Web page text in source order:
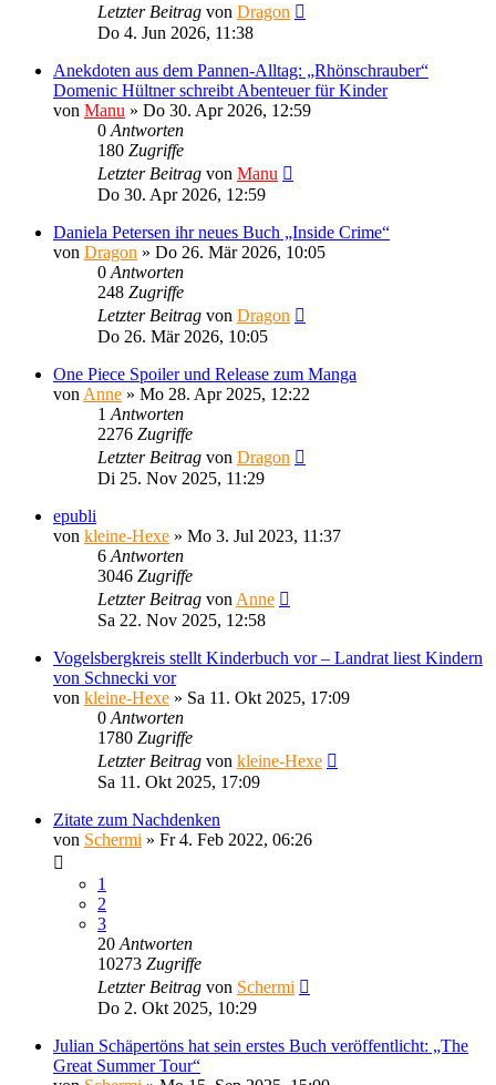
Letzter Beitrag von Dragon
Do 4. Jun 2026, 11:38
Anekdoten aus dem Pannen-Alltag: „Rhönschrauber“
Domenic Hültner schreibt Abenteuer für Kinder
von Manu » Do 30. Apr 2026, 12:59
0 Antworten
180 Zugriffe
Letzter Beitrag von Manu
Do 30. Apr 2026, 12:59
Daniela Petersen ihr neues Buch „Inside Crime“
von Dragon » Do 26. Mär 2026, 10:05
0 Antworten
248 Zugriffe
Letzter Beitrag von Dragon
Do 26. Mär 2026, 10:05
One Piece Spoiler und Release zum Manga
von Anne » Mo 28. Apr 2025, 12:22
1 Antworten
2276 Zugriffe
Letzter Beitrag von Dragon
Di 25. Nov 2025, 11:29
epubli
von kleine-Hexe » Mo 3. Jul 2023, 11:37
6 Antworten
3046 Zugriffe
Letzter Beitrag von Anne
Sa 22. Nov 2025, 12:58
Vogelsbergkreis stellt Kinderbuch vor – Landrat liest Kindern
von Schnecki vor
von kleine-Hexe » Sa 11. Okt 2025, 17:09
0 Antworten
1780 Zugriffe
Letzter Beitrag von kleine-Hexe
Sa 11. Okt 2025, 17:09
Zitate zum Nachdenken
von Schermi » Fr 4. Feb 2022, 06:26
1
2
3
20 Antworten
10273 Zugriffe
Letzter Beitrag von Schermi
Do 2. Okt 2025, 10:29
Julian Schäpertöns hat sein erstes Buch veröffentlicht: „The
Great Summer Tour“